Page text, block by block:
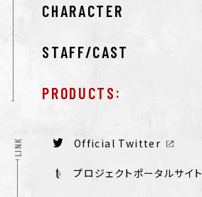
CHARACTER
STAFF/CAST
PRODUCTS
LINK Official Twitter
プロジェクトポータルサイト